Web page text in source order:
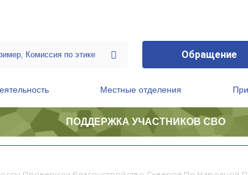
Обращение
Местные отделения
ПОДДЕРЖКА УЧАСТНИКОВ СВО